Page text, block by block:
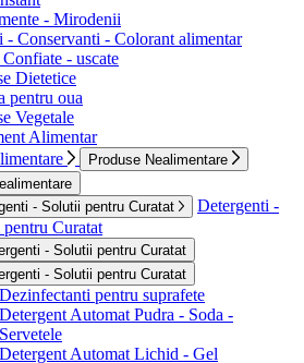
- Mirodenii
Conservanti - Colorant alimentar
- uscate
Dietetice
pentru oua
Vegetale
Alimentar
Produse Nealimentare
- Solutii pentru Curatat
Detergenti -
Curatat
- Solutii pentru Curatat
- Solutii pentru Curatat
Dezinfectanti pentru suprafete
Detergent Automat Pudra - Soda -
Servetele
Detergent Automat Lichid - Gel